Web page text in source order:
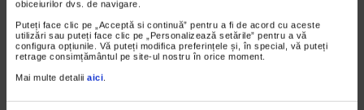
obiceiurilor dvs. de navigare.
Puteți face clic pe „Acceptă si continuă” pentru a fi de acord cu aceste
utilizări sau puteți face clic pe „Personalizează setările” pentru a vă
configura opțiunile. Vă puteți modifica preferințele și, în special, vă puteți
retrage consimțământul pe site-ul nostru în orice moment.
Mai multe detalii aici.